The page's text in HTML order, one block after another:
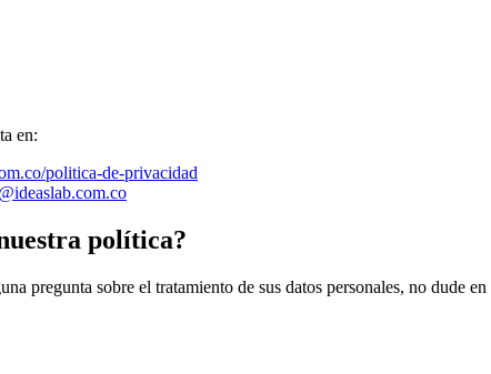
en:
politica-de-privacidad
política?
pregunta sobre el tratamiento de sus datos personales, no dude en